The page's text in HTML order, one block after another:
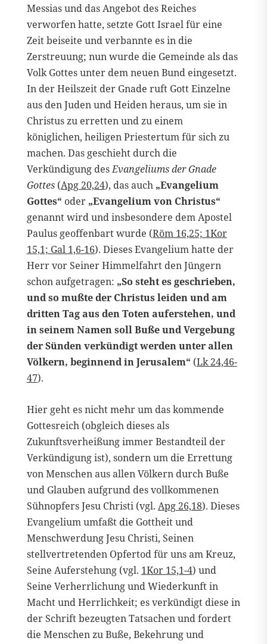
Messias und das Angebot des Reiches
verworfen hatte, setzte Gott Israel für eine
Zeit beiseite und verbannte es in die
Zerstreuung; nun wurde die Gemeinde als das
Volk Gottes unter dem neuen Bund eingesetzt.
In der Heilszeit der Gnade ruft Gott Einzelne
aus den Juden und Heiden heraus, um sie in
Christus zu erretten und zu einem
königlichen, heiligen Priestertum für sich zu
machen. Das geschieht durch die
Verkündigung desEvangeliums der Gnade
Gottes(Apg 20,24), das auch „Evangelium
Gottes“ oder„Evangelium von Christus“
genannt wird und insbesondere dem Apostel
Paulus geoffenbart wurde (Röm 16,25; 1Kor
15,1; Gal 1,6-16). Dieses Evangelium hatte der
Herr vor Seiner Himmelfahrt den Jüngern
schon aufgetragen: „So steht es geschrieben,
und so mußte der Christus leiden und am
dritten Tag aus den Toten auferstehen, und
in seinem Namen soll Buße und Vergebung
der Sünden verkündigt werden unter allen
Völkern, beginnend in Jerusalem“ (Lk 24,46-
47).
Hier geht es nicht mehr um das kommende
Gottesreich (obgleich dieses als
Zukunftsverheißung immer Bestandteil der
Verkündigung ist), sondern um die Errettung
von Menschen aus allen Völkern durch Buße
und Glauben aufgrund des vollkommenen
Sühnopfers Jesu Christi (vgl. Apg 26,18). Dieses
Evangelium umfaßt die Gottheit und
Menschwerdung Jesu Christi, Seinen
stellvertretenden Opfertod für uns am Kreuz,
Seine Auferstehung (vgl. 1Kor 15,1-4) und
Seine Verherrlichung und Wiederkunft in
Macht und Herrlichkeit; es verkündigt diese in
der Schrift bezeugten Tatsachen und fordert
die Menschen zu Buße, Bekehrung und